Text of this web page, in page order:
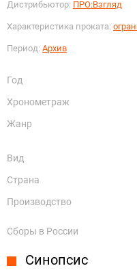
Дистрибьютор: ПРО:Взгляд
Характеристика проката:
Период: Архив
Год
Хронометраж
Жанр
Вид
Страна
Производство
Сборы в России
Синопсис